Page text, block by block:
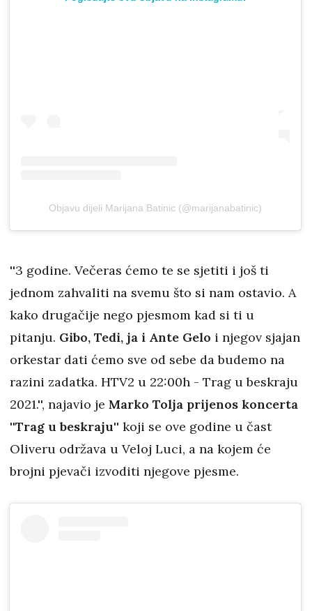
Objavu dijeli Marijana Batinic (@marijanabatinic)
''3 godine. Večeras ćemo te se sjetiti i još ti
jednom zahvaliti na svemu što si nam ostavio. A
kako drugačije nego pjesmom kad si ti u
pitanju. Gibo, Tedi, ja i Ante Gelo i njegov sjajan
orkestar dati ćemo sve od sebe da budemo na
razini zadatka. HTV2 u 22:00h - Trag u beskraju
2021.'', najavio je Marko Tolja prijenos koncerta
''Trag u beskraju'' koji se ove godine u čast
Oliveru održava u Veloj Luci, a na kojem će
brojni pjevači izvoditi njegove pjesme.